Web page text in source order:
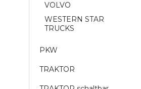
VOLVO
WESTERN STAR
TRUCKS
PKW
TRAKTOR